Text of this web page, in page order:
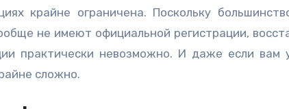
крайне ограничена. Поскольку
не имеют официальной регистрации,
практически невозможно. И даже если вам
сложно.